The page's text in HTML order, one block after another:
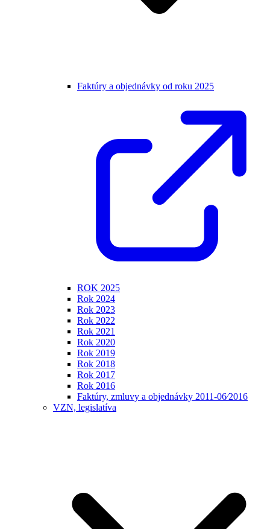
Faktúry a objednávky od roku 2025
ROK 2025
Rok 2024
Rok 2023
Rok 2022
Rok 2021
Rok 2020
Rok 2019
Rok 2018
Rok 2017
Rok 2016
Faktúry, zmluvy a objednávky 2011-06⁄2016
VZN, legislatíva